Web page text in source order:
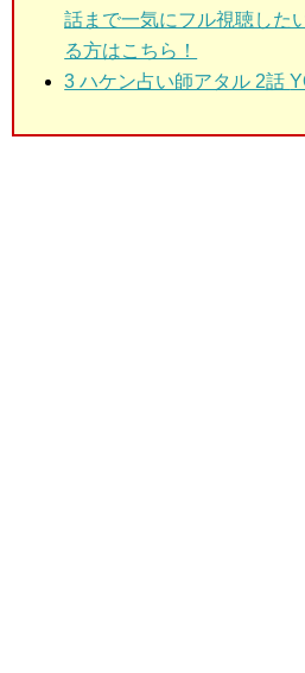
話まで一気にフル視聴した
る方はこちら！
3 ハケン占い師アタル 2話